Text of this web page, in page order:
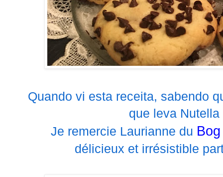
Quando vi esta receita, sabendo
que leva
Je remercie Laurianne du
délicieux et irrésistible